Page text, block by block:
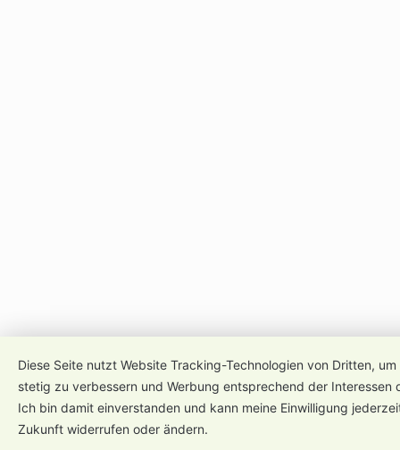
Diese Seite nutzt Website Tracking-Technologien von Dritten,
stetig zu verbessern und Werbung entsprechend der Interessen
Ich bin damit einverstanden und kann meine Einwilligung
Zukunft widerrufen oder ändern.